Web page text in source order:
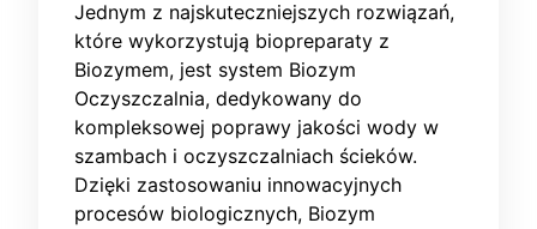
Jednym z najskuteczniejszych rozwiązań,
które wykorzystują biopreparaty z
Biozymem, jest system Biozym
Oczyszczalnia, dedykowany do
kompleksowej poprawy jakości wody w
szambach i oczyszczalniach ścieków.
Dzięki zastosowaniu innowacyjnych
procesów biologicznych, Biozym